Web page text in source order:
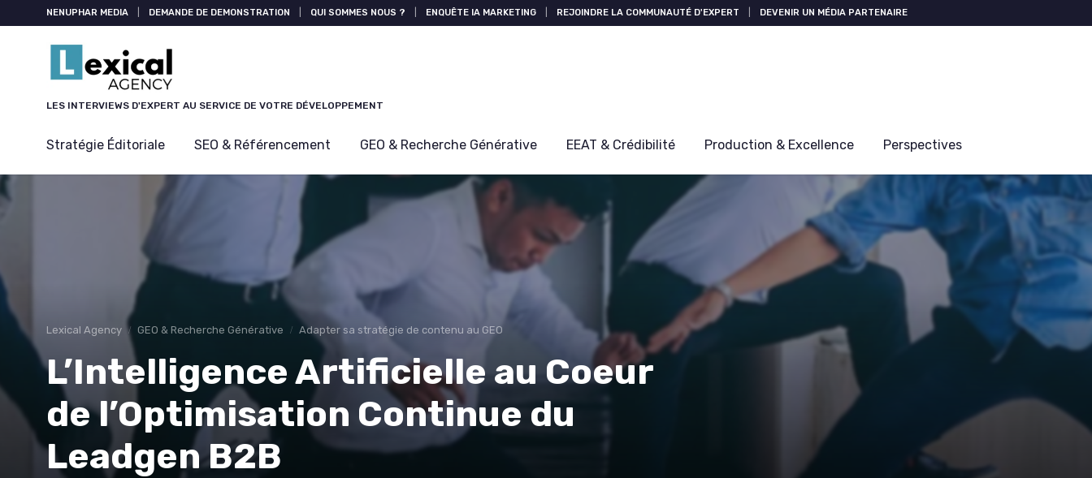
NENUPHAR MEDIA DEMANDE DE DEMONSTRATION QUI SOMMES NOUS ? ENQUÊTE IA MARKETING REJOINDRE LA COMMUNAUTÉ D'EXPERT DEVENIR UN MÉDIA PARTENAIRE
LES INTERVIEWS D'EXPERT AU SERVICE DE VOTRE DÉVELOPPEMENT
Stratégie Éditoriale SEO & Référencement GEO & Recherche Générative EEAT & Crédibilité Production & Excellence Perspectives
Lexical Agency GEO & Recherche Générative Adapter sa stratégie de contenu au GEO
L’Intelligence Artificielle au Coeur
de l’Optimisation Continue du
Leadgen B2B
Panneau de gestion des cookies